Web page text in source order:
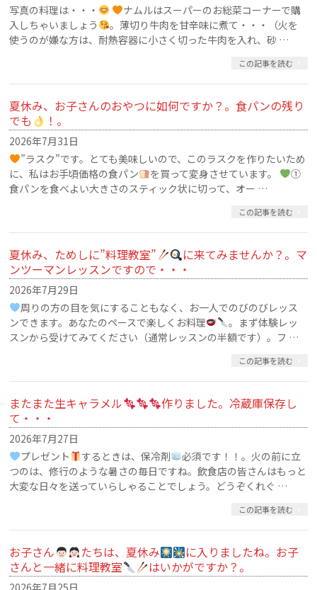
写真の料理は・・・
ナムルはスーパーのお総菜コーナーで購
入しちゃいましょう
。薄切り牛肉を甘辛味に煮て・・・（火を
使うのが嫌な方は、耐熱容器に小さく切った牛肉を入れ、砂 …
この記事を読む
夏休み、お子さんのおやつに如何ですか？。食パンの残り
でも
！。
2026年7月31日
”ラスク”です。とても美味しいので、このラスクを作りたいため
に、私はお手頃価格の食パン
を買って変身させています。
①
食パンを食べよい大きさのスティック状に切って、オー …
この記事を読む
夏休み、ためしに”料理教室”
に来てみませんか？。マ
ンツーマンレッスンですので・・・
2026年7月29日
周りの方の目を気にすることもなく、お一人でのびのびレッス
ンできます。あなたのペースで楽しくお料理
。まず体験レッ
スンから受けてみてください（通常レッスンの半額です）。フ …
この記事を読む
またまた生キャラメル
作りました。冷蔵庫保存し
て・・・
2026年7月27日
プレゼント
するときは、保冷剤
必須です！！。火の前に立
つのは、修行のような暑さの毎日ですね。飲食店の皆さんはもっと
大変な日々を送っていらしゃることでしょう。どうぞくれぐ …
この記事を読む
お子さん たちは、夏休み
に入りましたね。お子
さんと一緒に料理教室
はいかがですか？。
2026年7月25日